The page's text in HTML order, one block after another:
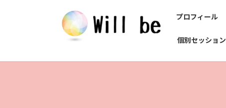
プロフィール
個別セッション